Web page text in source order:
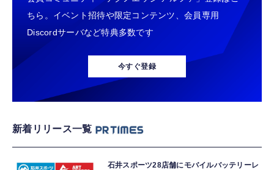
ちら。イベント招待や限定コンテンツ、会員専用
Discordサーバなど特典多数です
今すぐ登録
新着リリース一覧
石井スポーツ28店舗にモバイルバッテリーレ